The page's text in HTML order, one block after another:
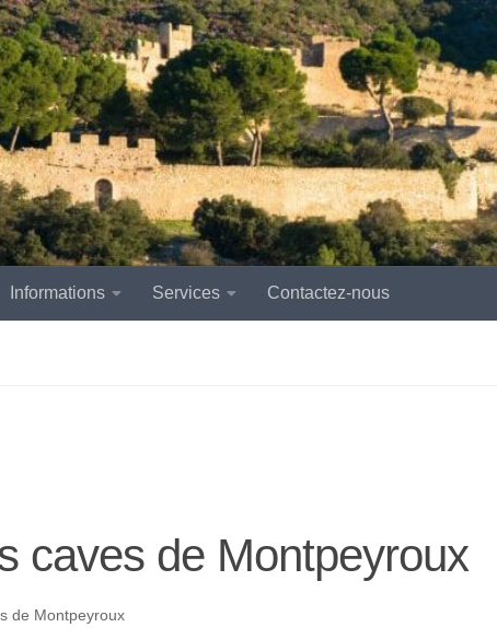
Informations Services Contactez-nous
caves de Montpeyroux
de Montpeyroux